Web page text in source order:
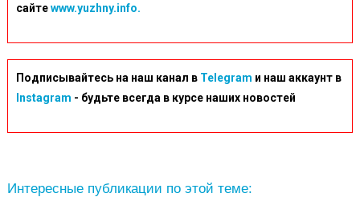
сайтеwww.yuzhny.info.
Подписывайтесь на наш канал в Telegram и наш аккаунт в
Instagram - будьте всегда в курсе наших новостей
Интересные публикации по этой теме: